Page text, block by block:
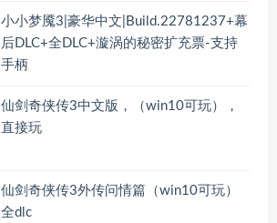
小小梦魇3|豪华中文|Build.22781237+幕
后DLC+全DLC+漩涡的秘密扩充票-支持
手柄
仙剑奇侠传3中文版，（win10可玩），
直接玩
仙剑奇侠传3外传问情篇（win10可玩）
全dlc